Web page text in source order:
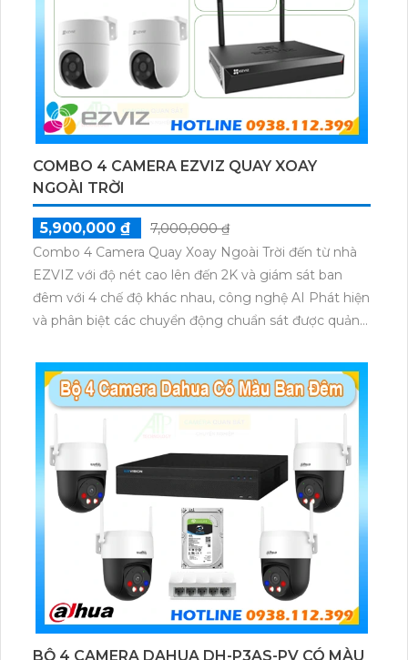
COMBO 4 CAMERA EZVIZ QUAY XOAY
NGOÀI TRỜI
5,900,000 ₫
7,000,000 ₫
Combo 4 Camera Quay Xoay Ngoài Trời đến từ nhà
EZVIZ với độ nét cao lên đến 2K và giám sát ban
đêm với 4 chế độ khác nhau, công nghệ AI Phát hiện
và phân biệt các chuyển động chuẩn sát được quản
BỘ 4 CAMERA DAHUA DH-P3AS-PV CÓ MÀU